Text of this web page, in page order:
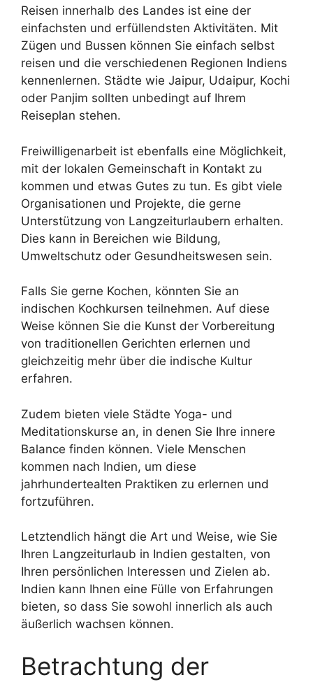
Reisen innerhalb des Landes ist eine der
einfachsten und erfüllendsten Aktivitäten. Mit
Zügen und Bussen können Sie einfach selbst
reisen und die verschiedenen Regionen Indiens
kennenlernen. Städte wie Jaipur, Udaipur, Kochi
oder Panjim sollten unbedingt auf Ihrem
Reiseplan stehen.
Freiwilligenarbeit ist ebenfalls eine Möglichkeit,
mit der lokalen Gemeinschaft in Kontakt zu
kommen und etwas Gutes zu tun. Es gibt viele
Organisationen und Projekte, die gerne
Unterstützung von Langzeiturlaubern erhalten.
Dies kann in Bereichen wie Bildung,
Umweltschutz oder Gesundheitswesen sein.
Falls Sie gerne Kochen, könnten Sie an
indischen Kochkursen teilnehmen. Auf diese
Weise können Sie die Kunst der Vorbereitung
von traditionellen Gerichten erlernen und
gleichzeitig mehr über die indische Kultur
erfahren.
Zudem bieten viele Städte Yoga- und
Meditationskurse an, in denen Sie Ihre innere
Balance finden können. Viele Menschen
kommen nach Indien, um diese
jahrhundertealten Praktiken zu erlernen und
fortzuführen.
Letztendlich hängt die Art und Weise, wie Sie
Ihren Langzeiturlaub in Indien gestalten, von
Ihren persönlichen Interessen und Zielen ab.
Indien kann Ihnen eine Fülle von Erfahrungen
bieten, so dass Sie sowohl innerlich als auch
äußerlich wachsen können.
Betrachtung der